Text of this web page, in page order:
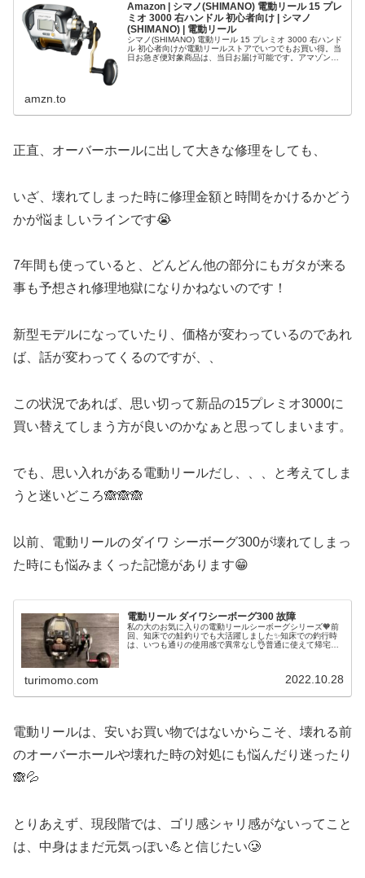
Amazon | シマノ(SHIMANO) 電動リール 15 プレ
ミオ 3000 右ハンドル 初心者向け | シマノ
(SHIMANO) | 電動リール
シマノ(SHIMANO) 電動リール 15 プレミオ 3000 右ハンド
ル 初心者向けが電動リールストアでいつでもお買い得。当
日お急ぎ便対象商品は、当日お届け可能です。アマゾン配
amzn.to
正直、オーバーホールに出して大きな修理をしても、
いざ、壊れてしまった時に修理金額と時間をかけるかどう
かが悩ましいラインです😭
7年間も使っていると、どんどん他の部分にもガタが来る
事も予想され修理地獄になりかねないのです！
新型モデルになっていたり、価格が変わっているのであれ
ば、話が変わってくるのですが、、
この状況であれば、思い切って新品の15プレミオ3000に
買い替えてしまう方が良いのかなぁと思ってしまいます。
でも、思い入れがある電動リールだし、、、と考えてしま
うと迷いどころ🙈🙈🙈
以前、電動リールのダイワ シーボーグ300が壊れてしまっ
た時にも悩みまくった記憶があります😁
電動リール ダイワシーボーグ300 故障
私の大のお気に入りの電動リールシーボーグシリーズ🧡前
回、知床での鮭釣りでも大活躍しました✨知床での釣行時
は、いつも通りの使用感で異常なし👌普通に使えて帰宅後
turimomo.com 2022.10.28
電動リールは、安いお買い物ではないからこそ、壊れる前
のオーバーホールや壊れた時の対処にも悩んだり迷ったり
🙈💦
とりあえず、現段階では、ゴリ感シャリ感がないってこと
は、中身はまだ元気っぽい💪と信じたい🥲